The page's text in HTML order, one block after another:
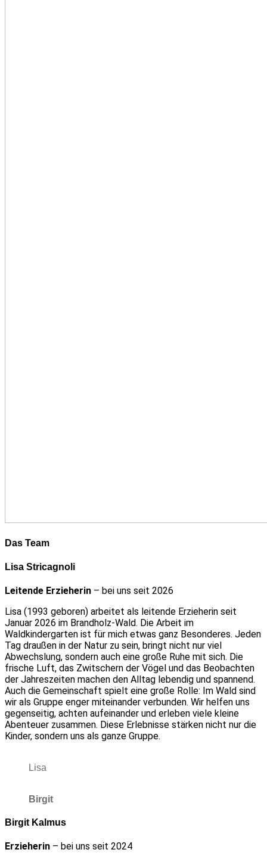
Das Team
Lisa Stricagnoli
Leitende Erzieherin – bei uns seit 2026
Lisa (1993 geboren) arbeitet als leitende Erzieherin seit
Januar 2026 im Brandholz-Wald. Die Arbeit im
Waldkindergarten ist für mich etwas ganz Besonderes. Jeden
Tag draußen in der Natur zu sein, bringt nicht nur viel
Abwechslung, sondern auch eine große Ruhe mit sich. Die
frische Luft, das Zwitschern der Vögel und das Beobachten
der Jahreszeiten machen den Alltag lebendig und spannend.
Auch die Gemeinschaft spielt eine große Rolle: Im Wald sind
wir als Gruppe enger miteinander verbunden. Wir helfen uns
gegenseitig, achten aufeinander und erleben viele kleine
Abenteuer zusammen. Diese Erlebnisse stärken nicht nur die
Kinder, sondern uns als ganze Gruppe.
Lisa
Birgit
Birgit Kalmus
Erzieherin – bei uns seit 2024